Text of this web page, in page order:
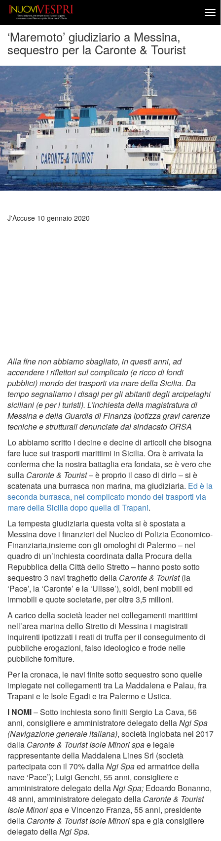
‘Maremoto’ giudiziario a Messina,
sequestro per la Caronte & Tourist
J'Accuse 10 gennaio 2020
Alla fine non abbiamo sbagliato, in questi anni, ad
accendere i riflettori sul complicato (e ricco di fondi
pubblici) mondo dei trasporti via mare della Sicilia. Da
tempo segnaliamo i disagi per gli abitanti degli arcipelaghi
siciliani (e per i turisti). L’inchiesta della magistratura di
Messina e della Guardia di Finanza ipotizza gravi carenze
tecniche e strutturali denunciate dal sindacato ORSA
Lo abbiamo scritto i decine e decine di articoli che bisogna
fare luce sui trasporti marittimi in Sicilia. Ora è arrivata la
conferma che la nostra battaglia era fondata, se è vero che
sulla Caronte & Tourist– è proprio il caso di dirlo – si è
scatenata una burrasca non marina, ma giudiziaria. Ed è la
seconda burrasca, nel complicato mondo dei trasporti via
mare della Sicilia dopo quella di Trapani.
La tempesta giudiziaria questa volta si è spostata a
Messina dove i finanzieri del Nucleo di Polizia Economico-
Finanziaria,insieme con gli omologhi di Palermo – nel
quadro di un’inchiesta coordinata dalla Procura della
Repubblica della Città dello Stretto – hanno posto sotto
sequestro 3 navi traghetto della Caronte & Tourist(la
‘Pace’, la ‘Caronte’ e la ‘Ulisse’), soldi, beni mobili ed
immobili e quote societarie, per oltre 3,5 milioni.
A carico della società leader nei collegamenti marittimi
nell’area marina dello Stretto di Messina i magistrati
inquirenti ipotizzati i reati di truffa per il conseguimento di
pubbliche erogazioni, falso ideologico e frode nelle
pubbliche forniture.
Per la cronaca, le navi finite sotto sequestro sono quelle
impiegate nei collegamenti tra La Maddalena e Palau, fra
Trapani e le Isole Egadi e tra Palermo e Ustica.
I NOMI– Sotto inchiesta sono finiti Sergio La Cava, 56
anni, consigliere e amministratore delegato dellaNgi Spa
(Navigazione generale italiana), società inglobata nel 2017
dalla Caronte & Tourist Isole Minori spae legale
rappresentante della Maddalena Lines Srl (società
partecipata con il 70% dallaNgi Spaed armatrice della
nave ‘Pace’); Luigi Genchi, 55 anni, consigliere e
amministratore delegato dellaNgi Spa; Edoardo Bonanno,
48 anni, amministratore delegato della Caronte & Tourist
Isole Minori spae Vincenzo Franza, 55 anni, presidente
della Caronte & Tourist Isole Minorispa e già consigliere
delegato dellaNgi Spa.